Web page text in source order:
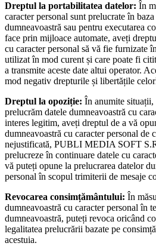
Dreptul la portabilitatea datelor: În
caracter personal sunt prelucrate în
dumneavoastră sau pentru executarea
face prin mijloace automate, aveți
cu caracter personal să vă fie furnizate
utilizat în mod curent și care poate fi
a transmite aceste date altui operator.
mod negativ drepturile și libertățile
Dreptul la opoziție: În anumite
prelucrăm datele dumneavoastră cu
interes legitim, aveți dreptul de a vă
dumneavoastră cu caracter personal de
nejustificată, PUBLI MEDIA SOFT
prelucreze în continuare datele cu
vă puteți opune la prelucrarea datelor
personal în scopul trimiterii de mesaje
Revocarea consimțământului: În
dumneavoastră cu caracter personal în
dumneavoastră, puteți revoca oricând
legalitatea prelucrării bazate pe
acestuia.